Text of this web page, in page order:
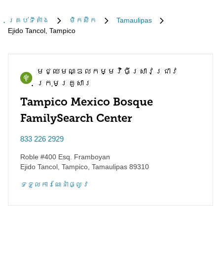
គ្រប់​ទីតាំង ម៉ិកស៊ិក
Tamaulipas
Ejido Tancol, Tampico
មជ្ឈមណ្ឌល​កម្មវិធី​ស្រាវជ្រាវ​
ក្រុមគ្រួសារ
Tampico Mexico Bosque
FamilySearch Center
833 226 2929
Roble #400 Esq. Framboyan
Ejido Tancol, Tampico Tamaulipas 89310
ទទួល​ការណែនាំ​ផ្លូវ